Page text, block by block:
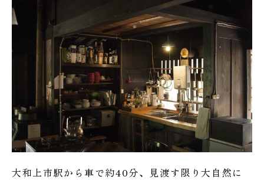
大和上市駅から車で約40分、見渡す限り大自然に